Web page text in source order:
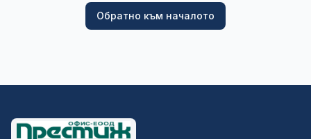
Обратно към началото